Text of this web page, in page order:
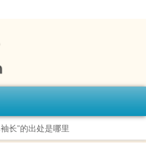
长”的出处是哪里